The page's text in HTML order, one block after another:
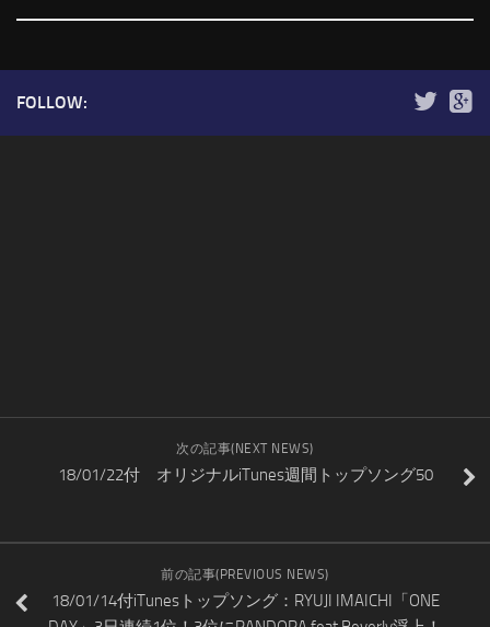
FOLLOW:
次の記事(NEXT NEWS)
18/01/22付 オリジナルiTunes週間トップソング50
前の記事(PREVIOUS NEWS)
18/01/14付iTunesトップソング：RYUJI IMAICHI「ONE